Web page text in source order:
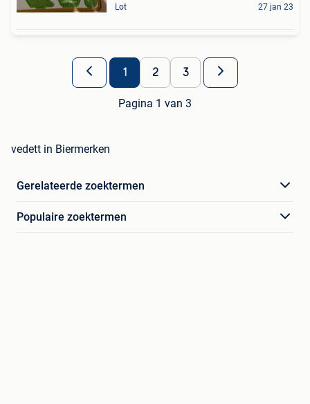
Lot 27 jan 23
1 2 3
Pagina 1 van 3
vedett in Biermerken
Gerelateerde zoektermen
Populaire zoektermen